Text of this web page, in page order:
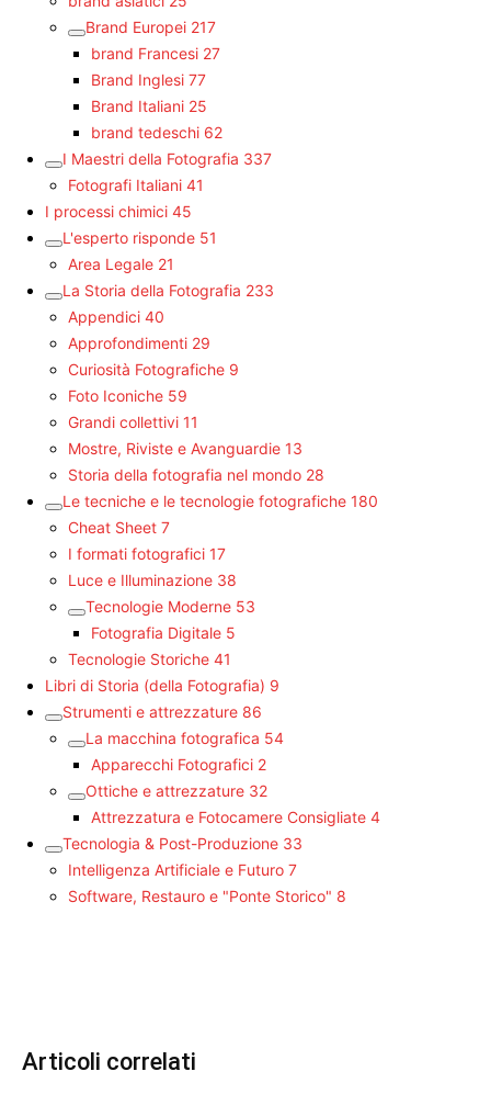
Brand Europei 217
brand Francesi 27
Brand Inglesi 77
Brand Italiani 25
brand tedeschi 62
I Maestri della Fotografia 337
Fotografi Italiani 41
I processi chimici 45
L'esperto risponde 51
Area Legale 21
La Storia della Fotografia 233
Appendici 40
Approfondimenti 29
Curiosità Fotografiche 9
Foto Iconiche 59
Grandi collettivi 11
Mostre, Riviste e Avanguardie 13
Storia della fotografia nel mondo 28
Le tecniche e le tecnologie fotografiche 180
Cheat Sheet 7
I formati fotografici 17
Luce e Illuminazione 38
Tecnologie Moderne 53
Fotografia Digitale 5
Tecnologie Storiche 41
Libri di Storia (della Fotografia) 9
Strumenti e attrezzature 86
La macchina fotografica 54
Apparecchi Fotografici 2
Ottiche e attrezzature 32
Attrezzatura e Fotocamere Consigliate 4
Tecnologia & Post-Produzione 33
Intelligenza Artificiale e Futuro 7
Software, Restauro e "Ponte Storico" 8
Articoli correlati